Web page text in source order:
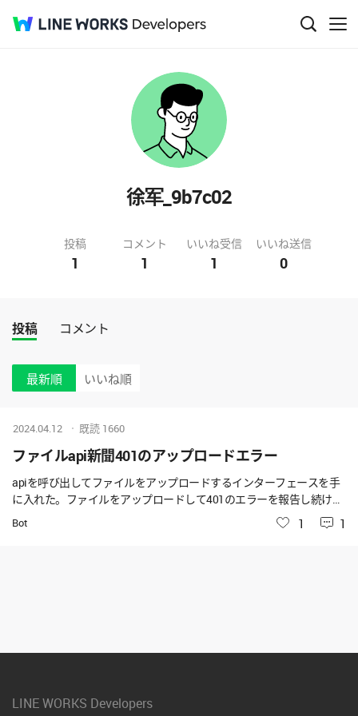
徐军_9b7c02
投稿
1
コメント
1
いいね受信
1
いいね送信
0
投稿 コメント
最新順 いいね順
ファイルapi新聞401のアップロードエラー
apiを呼び出してファイルをアップロードするインターフェースを手
に入れた。ファイルをアップロードして401のエラーを報告し続けた
が、ファイルのフォーマットに何か問題があるか見てもらえない
Bot
2024.04.12 既読 1660
いいね1 1
LINE WORKS Developers